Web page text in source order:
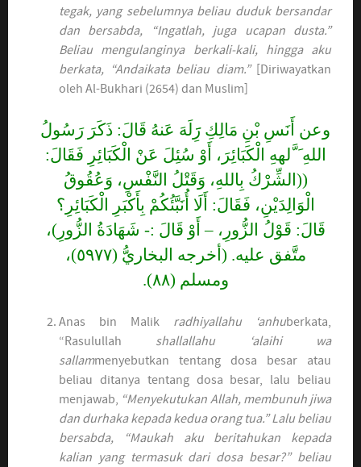
tegak, yang sebelumnya beliau duduk bersandar
dan bersabda, “Ingatlah, juga ucapan dusta.”
Beliau mengulanginya berkali-kali, hingga aku
berkata, “Andaikata beliau diam.”[Diriwayatkan
oleh Al-Bukhari (2654) dan Muslim]
وعن أَنَسِ بْنِ مَالِكِ رََِلَهَ عَنهُ قَالَ: ذَكَرَ رَسُولُ
اللهِ َ َّلههِ الْكَبَائِرَ، أَوْ سُئِلَ عَنْ الْكَبَائِرِ فَقَالَ:
((الشِّرْكُ بِاللهِ، وَقَتْلُ النَّفْسِ، وَعُقُوقُ
الْوَالِدَيْنِ، فَقَالَ: أَلَا أُنَبَّئُكُمْ بِأَكْبَرِ الْكَبَائِرِ؟
قَالَ: قَوْلُ الزُّورِ، – أَوْ قَالَ :- شَهَادَةُ الزُّورِ)،
متَّفق علیه. (أخرجه البخاريُّ (٥٩٧٧)،
ومسلم (٨٨).
Anas bin Malik radhiyallahu ‘anhuberkata,
“Rasulullah shallallahu ‘alaihi wa
sallammenyebutkan tentang dosa besar atau
beliau ditanya tentang dosa besar, lalu beliau
menjawab, “Menyekutukan Allah, membunuh jiwa
dan durhaka kepada kedua orang tua.” Lalu beliau
bersabda, “Maukah aku beritahukan kepada
kalian yang termasuk dari dosa besar?” beliau